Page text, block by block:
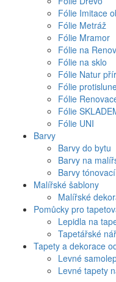
Fólie Imitace
Fólie Metráž
Fólie Mramor
Fólie na
Fólie na sklo
Fólie Natur
Fólie
Fólie
Fólie
Fólie UNI
Barvy
Barvy do bytu
Barvy na
Barvy tónovací
Malířské šablony
Malířské
Pomůcky pro
Lepidla na
Tapetářské
Tapety a dekorace
Levné
Levné tapety